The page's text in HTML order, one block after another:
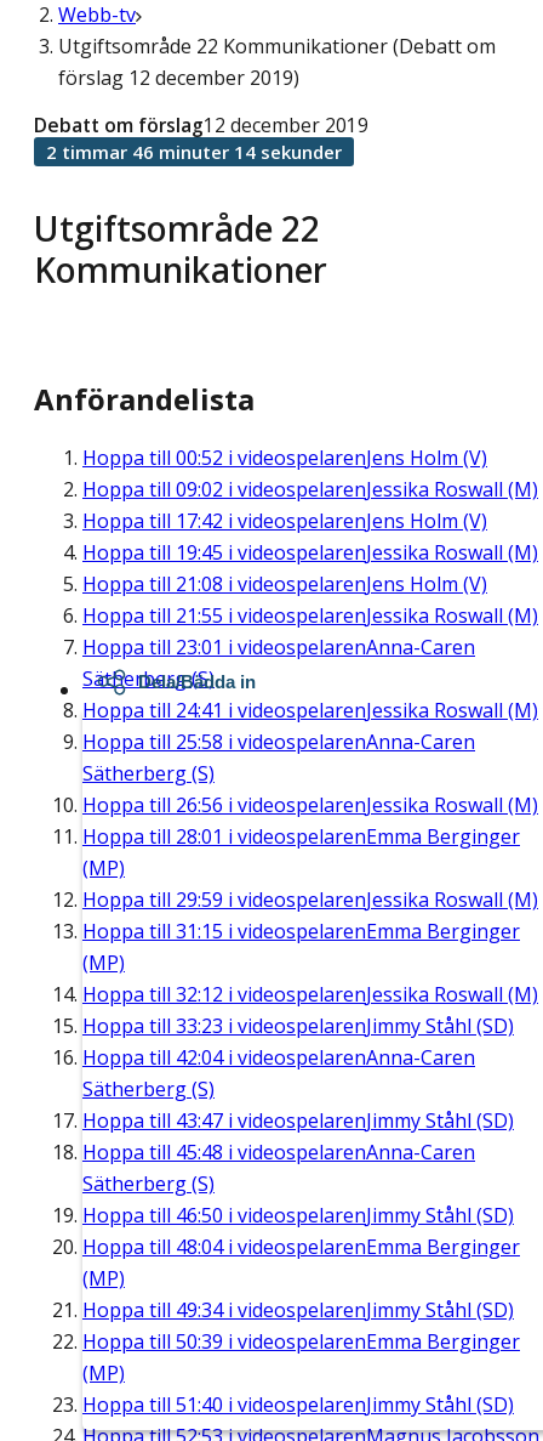
Webb-tv
Utgiftsområde 22 Kommunikationer (Debatt om
förslag 12 december 2019)
Utgiftsområde 22
Kommunikationer
Debatt om förslag12 december 2019
2 timmar 46 minuter 14 sekunder
Anförandelista
Hoppa till 00:52 i videospelarenJens Holm (V)
Hoppa till 09:02 i videospelarenJessika Roswall (M)
Hoppa till 17:42 i videospelarenJens Holm (V)
Hoppa till 19:45 i videospelarenJessika Roswall (M)
Hoppa till 21:08 i videospelarenJens Holm (V)
Hoppa till 21:55 i videospelarenJessika Roswall (M)
Hoppa till 23:01 i videospelarenAnna-Caren
Sätherberg (S)
Hoppa till 24:41 i videospelarenJessika Roswall (M)
Hoppa till 25:58 i videospelarenAnna-Caren
Sätherberg (S)
Hoppa till 26:56 i videospelarenJessika Roswall (M)
Hoppa till 28:01 i videospelarenEmma Berginger
(MP)
Hoppa till 29:59 i videospelarenJessika Roswall (M)
Hoppa till 31:15 i videospelarenEmma Berginger
(MP)
Hoppa till 32:12 i videospelarenJessika Roswall (M)
Hoppa till 33:23 i videospelarenJimmy Ståhl (SD)
Hoppa till 42:04i videospelarenAnna-Caren
Sätherberg (S)
Hoppa till 43:47 i videospelarenJimmy Ståhl (SD)
Hoppa till 45:48 i videospelarenAnna-Caren
Sätherberg (S)
Hoppa till 46:50 i videospelarenJimmy Ståhl (SD)
Hoppa till 48:04i videospelarenEmma Berginger
(MP)
Hoppa till 49:34i videospelarenJimmy Ståhl (SD)
Hoppa till 50:39 i videospelarenEmma Berginger
(MP)
Hoppa till 51:40 i videospelarenJimmy Ståhl (SD)
Dela/Bädda in